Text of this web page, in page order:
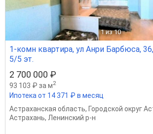
1 из 10
1-комн квартира, ул Анри Барбюса,
5/5 эт.
2 700 000 ₽
93 103 ₽ за м2
Ипотека от 14 371 ₽ в месяц
Астраханская область, Городской округ
Астрахань, Ленинский р-н